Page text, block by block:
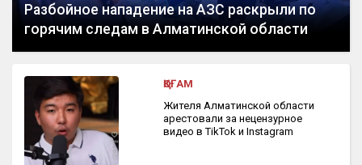
Разбойное нападение на АЗС раскрыли по
горячим следам в Алматинской области
ҚОҒАМ
Жителя Алматинской области
арестовали за нецензурное
видео в TikTok и Instagram